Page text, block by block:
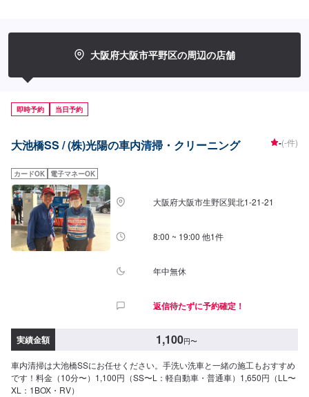
大阪府大阪市平野区の周辺の店舗
即時予約 当日予約
大池橋SS / (株)光陽の車内清掃・クリーニング -(-件)
カードOK 電子マネーOK
大阪府大阪市生野区巽北1-21-21
8:00 ~ 19:00 他1件
年中無休
返信待たずに予約確定！
実績金額 1,100円〜
車内清掃は大池橋SSにお任せください。手洗い洗車と一緒の施工もおすすめ
です！料金（10分〜）1,100円（SS〜L：軽自動車・普通車）1,650円（LL〜
XL：1BOX・RV）